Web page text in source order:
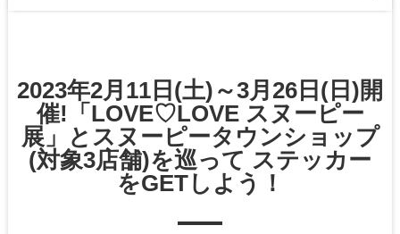
2023年2月11日(土)～3月26日(日)開
催!「LOVE♡LOVE スヌーピー
展」とスヌーピータウンショップ
(対象3店舗)を巡って ステッカー
をGETしよう！